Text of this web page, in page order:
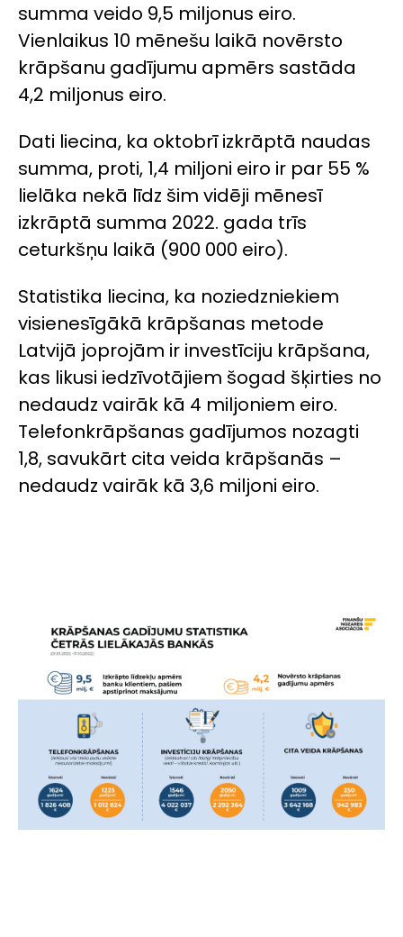
summa veido 9,5 miljonus eiro.
Vienlaikus 10 mēnešu laikā novērsto
krāpšanu gadījumu apmērs sastāda
4,2 miljonus eiro.
Dati liecina, ka oktobrī izkrāptā naudas
summa, proti, 1,4 miljoni eiro ir par 55 %
lielāka nekā līdz šim vidēji mēnesī
izkrāptā summa 2022. gada trīs
ceturkšņu laikā (900 000 eiro).
Statistika liecina, ka noziedzniekiem
visienesīgākā krāpšanas metode
Latvijā joprojām ir investīciju krāpšana,
kas likusi iedzīvotājiem šogad šķirties no
nedaudz vairāk kā 4 miljoniem eiro.
Telefonkrāpšanas gadījumos nozagti
1,8, savukārt cita veida krāpšanās –
nedaudz vairāk kā 3,6 miljoni eiro.